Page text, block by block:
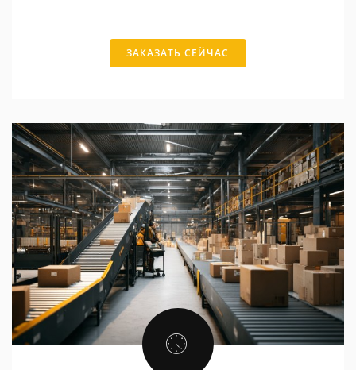
ЗАКАЗАТЬ СЕЙЧАС